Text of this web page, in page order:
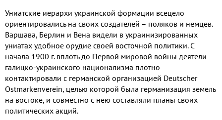
Униатские иерархи украинской формации всецело
ориентировались на своих создателей – поляков и немцев.
Варшава, Берлин и Вена видели в украинизированных
униатах удобное орудие своей восточной политики. С
начала 1900 г. вплоть до Первой мировой войны деятели
галицко-украинского национализма плотно
контактировали с германской организацией Deutscher
Ostmarkenverein, целью которой была германизация земель
на востоке, и совместно с нею составляли планы своих
политических акций.